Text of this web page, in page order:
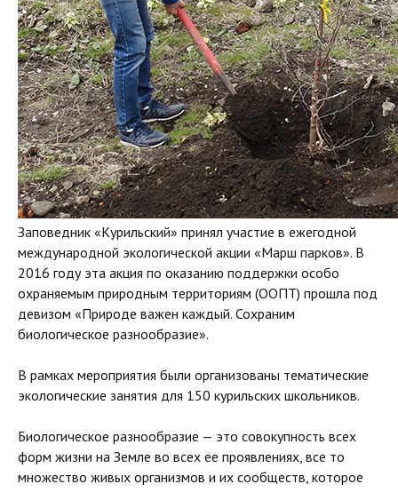
Заповедник «Курильский» принял участие в ежегодной
международной экологической акции «Марш парков». В
2016 году эта акция по оказанию поддержки особо
охраняемым природным территориям (ООПТ) прошла под
девизом «Природе важен каждый. Сохраним
биологическое разнообразие».
В рамках мероприятия были организованы тематические
экологические занятия для 150 курильских школьников.
Биологическое разнообразие — это совокупность всех
форм жизни на Земле во всех ее проявлениях, все то
множество живых организмов и их сообществ, которое